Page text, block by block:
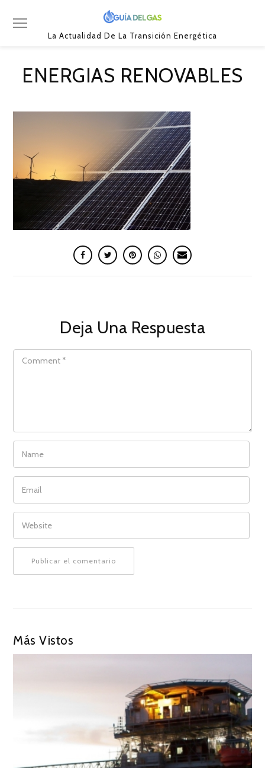
La Actualidad De La Transición Energética
ENERGIAS RENOVABLES
Deja Una Respuesta
COMMENT
NAME
EMAIL
WEBSITE
Más Vistos